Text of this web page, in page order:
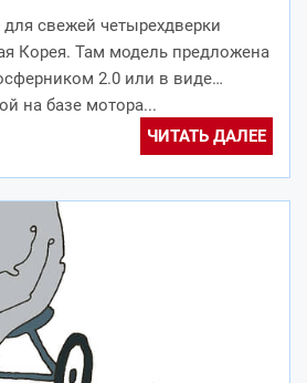
свежей четырехдверки
Корея. Там модель предложена
2.0 или в виде
на базе мотора...
ЧИТАТЬ ДАЛЕЕ